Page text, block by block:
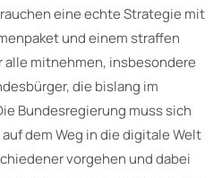
eine echte Strategie mit
und einem straffen
alle mitnehmen, insbesondere
die bislang im
Bundesregierung muss sich
dem Weg in die digitale Welt
vorgehen und dabei